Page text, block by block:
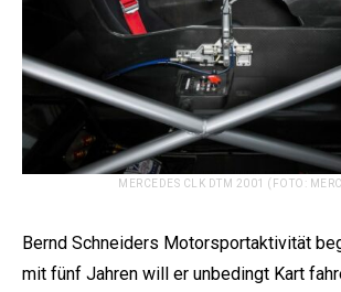
MERCEDES CLK DTM 2001 (FOTO:
Bernd Schneiders Motorsportaktivität
mit fünf Jahren will er unbedingt Kart